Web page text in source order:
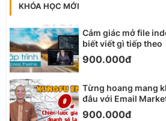
KHÓA HỌC MỚI
Cảm giác mở file
biết viết gì tiếp theo
900.000đ
Từng hoang mang
đâu với Email
900.000đ